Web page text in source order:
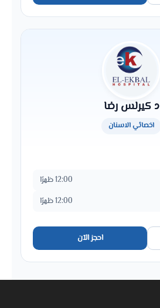
د كيرلس رضا
اخصائي الاسنان
12:00 ظهرًا
12:00 ظهرًا
احجز الآن